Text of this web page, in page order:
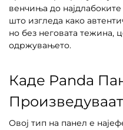
венчиња до
што изгледа како
но без неговата тежина,
одржувањето.
Каде Panda
Овој тип на панел е